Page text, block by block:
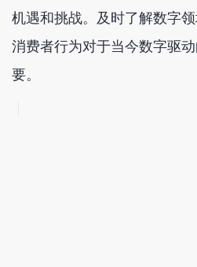
机遇和挑战。及时了解数字
消费者行为对于当今数字驱
要。